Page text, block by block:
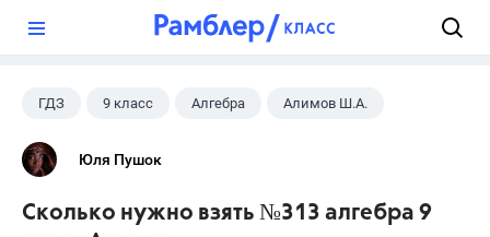
ГДЗ 9 класс Алгебра Алимов Ш.А.
Юля Пушок
Сколько нужно взять №313 алгебра 9